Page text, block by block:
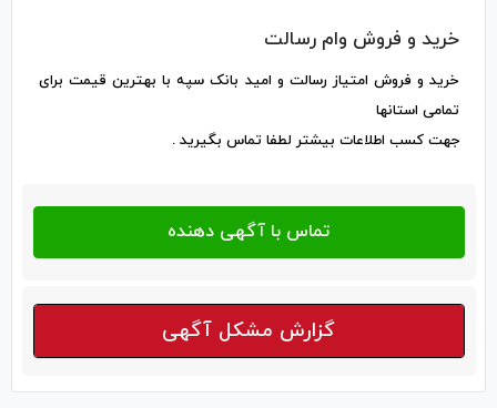
خرید و فروش وام رسالت
خرید و فروش امتیاز رسالت و امید بانک سپه با بهترین قیمت برای
تمامی استانها
جهت کسب اطلاعات بیشتر لطفا تماس بگیرید .
گزارش مشکل آگهی